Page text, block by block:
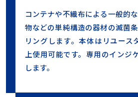
コンテナや不織布による一般的
物などの単純構造の器材の滅菌
リングします。本体はリユース
上使用可能です。専用のインジ
します。